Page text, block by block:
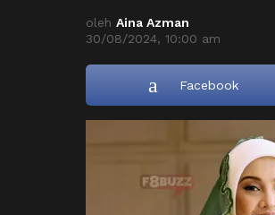
oleh Aina Azman
30/08/2024, 10:00 am
Facebook